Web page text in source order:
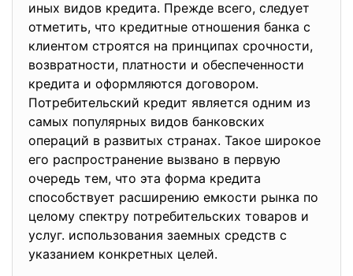
иных видов кредита. Прежде всего, следует
отметить, что кредитные отношения банка с
клиентом строятся на принципах срочности,
возвратности, платности и обеспеченности
кредита и оформляются договором.
Потребительский кредит является одним из
самых популярных видов банковских
операций в развитых странах. Такое широкое
его распространение вызвано в первую
очередь тем, что эта форма кредита
способствует расширению емкости рынка по
целому спектру потребительских товаров и
услуг. использования заемных средств с
указанием конкретных целей.